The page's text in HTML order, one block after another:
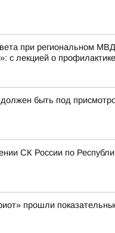
при региональном
с лекцией о
быть под
СК России по
прошли